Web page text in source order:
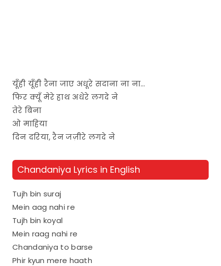
यूँही यूँही रैना जाए अधूरे सदाना ना ना…
फिर क्यूँ मेरे हाथ अधेरे लगदे ने
तेरे बिना
ओ माहिया
दिन दरिया, रैन जज़ीरे लगदे ने
Chandaniya Lyrics in English
Tujh bin suraj
Mein aag nahi re
Tujh bin koyal
Mein raag nahi re
Chandaniya to barse
Phir kyun mere haath